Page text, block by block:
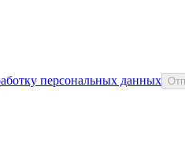
персональных данных